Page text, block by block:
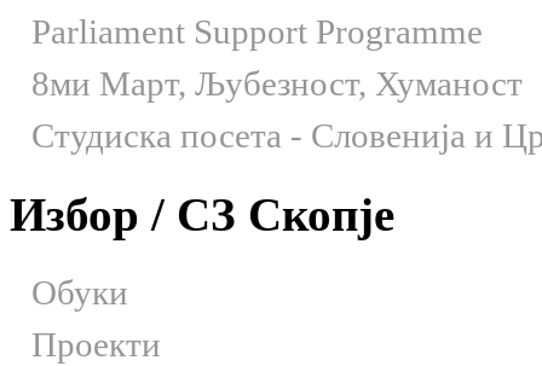
Parliament Support Programme
8ми Март, Љубезност, Хуманост
Студиска посета - Словенија и
Избор / СЗ Скопје
Обуки
Проекти